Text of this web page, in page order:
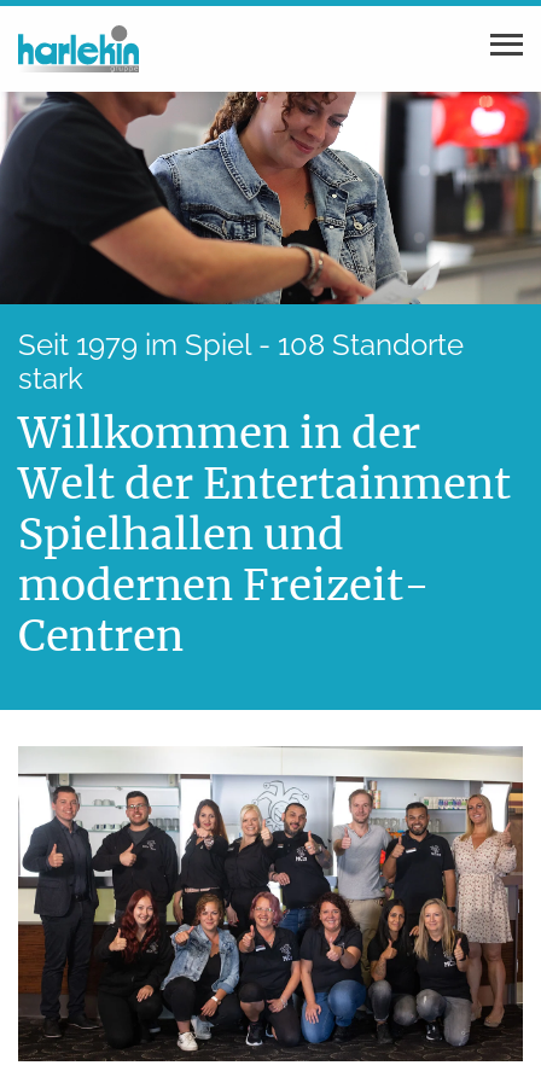
Seit 1979 im Spiel - 108 Standorte
stark
Willkommen in der
Welt der Entertain­ment
Spielhallen und
modernen Freizeit-
Centren